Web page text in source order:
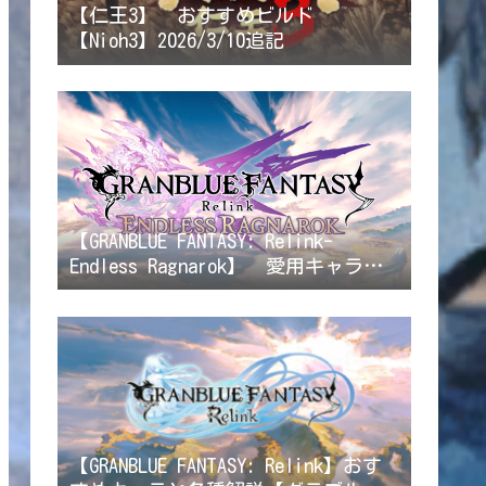
【仁王3】 おすすめビルド
【Nioh3】2026/3/10追記
【GRANBLUE FANTASY: Relink-
Endless Ragnarok】 愛用キャラク
ター/ビルド解説 【リリンクエンド
レスラグナロク】2026/8/6ラカムジ
ーン修正
【GRANBLUE FANTASY: Relink】おす